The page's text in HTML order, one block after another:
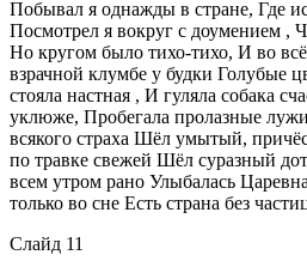
Побывал я однажды в стране, Где
Посмотрел я вокруг с доумением ,
Но кругом было тихо-тихо, И во
взрачной клумбе у будки Голубые
стояла настная , И гуляла собака
уклюже, Пробегала пролазные
всякого страха Шёл умытый,
по травке свежей Шёл суразный
всем утром рано Улыбалась
только во сне Есть страна без
Слайд 11